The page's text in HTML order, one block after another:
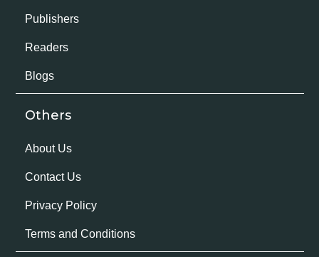
Publishers
Readers
Blogs
Others
About Us
Contact Us
Privacy Policy
Terms and Conditions